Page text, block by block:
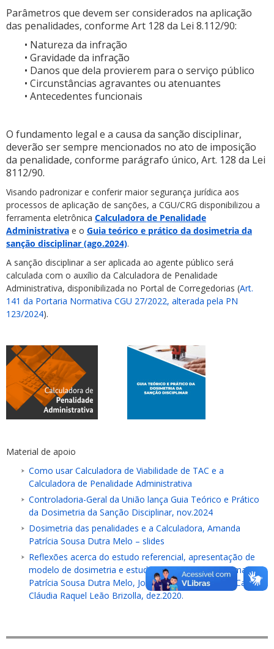
Parâmetros que devem ser considerados na aplicação
das penalidades, conforme Art 128 da Lei 8.112/90:
• Natureza da infração
• Gravidade da infração
• Danos que dela provierem para o serviço público
• Circunstâncias agravantes ou atenuantes
• Antecedentes funcionais
O fundamento legal e a causa da sanção disciplinar,
deverão ser sempre mencionados no ato de imposição
da penalidade, conforme parágrafo único, Art. 128 da Lei
8112/90.
Visando padronizar e conferir maior segurança jurídica aos
processos de aplicação de sanções, a CGU/CRG disponibilizou a
ferramenta eletrônica Calculadora de Penalidade
Administrativa e o Guia teórico e prático da dosimetria da
sanção disciplinar (ago.2024).
A sanção disciplinar a ser aplicada ao agente público será
calculada com o auxílio da Calculadora de Penalidade
Administrativa, disponibilizada no Portal de Corregedorias (Art.
141 da Portaria Normativa CGU 27/2022, alterada pela PN
123/2024).
Material de apoio
Como usar Calculadora de Viabilidade de TAC e a
Calculadora de Penalidade Administrativa
Controladoria-Geral da União lança Guia Teórico e Prático
da Dosimetria da Sanção Disciplinar, nov.2024
Dosimetria das penalidades e a Calculadora, Amanda
Patrícia Sousa Dutra Melo – slides
Reflexões acerca do estudo referencial, apresentação de
modelo de dosimetria e estudos de casos, artigo: Amanda
Patrícia Sousa Dutra Melo, José Ernane Barbosa de Castro,
Cláudia Raquel Leão Brizolla, dez.2020.